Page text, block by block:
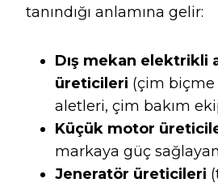
tanındığı anlamına gelir:
Dış mekan elektrikli
üreticileri (çim biçme
aletleri, çim bakım
Küçük motor
markaya güç
Jeneratör üreticileri